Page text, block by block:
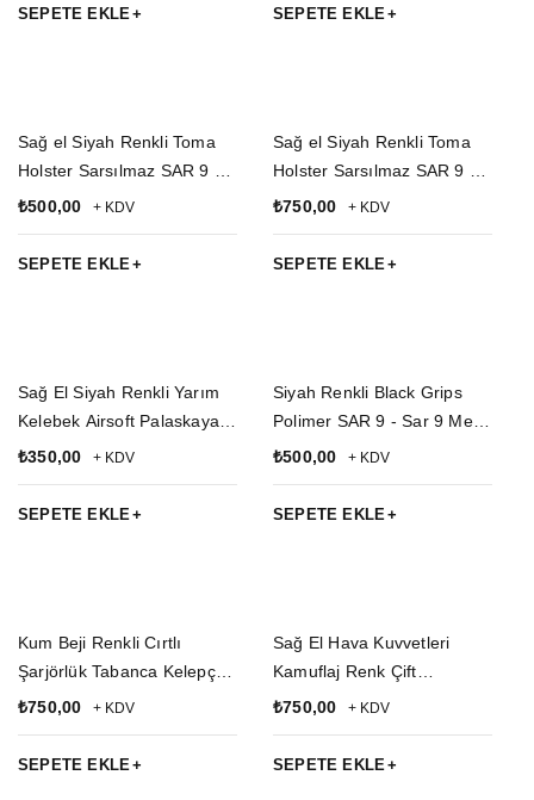
SEPETE EKLE SEPETE EKLE
Sağ el Siyah Renkli Toma
Holster Sarsılmaz SAR 9 - F
92 Beretta Polimer Silah
₺500,00 + KDV
SEPETE EKLE
Sağ el Siyah Renkli Toma
Holster Sarsılmaz SAR 9 - F
92 Beretta Polimer
Şarjörlük
₺750,00 + KDV
SEPETE EKLE
Sağ El Siyah Renkli Yarım
Kelebek Airsoft Palaskaya
Kemere Geçirmeli Cırtlı
₺350,00 + KDV
SEPETE EKLE
Siyah Renkli Black Grips
Polimer SAR 9 - Sar 9 Mete
Çiftli Şarjörlük Kılıfı
₺500,00 + KDV
SEPETE EKLE
Kum Beji Renkli Cırtlı
Şarjörlük Tabanca Kelepçe
Silah Bel Korsesi
₺750,00 + KDV
SEPETE EKLE
Sağ El Hava Kuvvetleri
Kamuflaj Renk Çift
Bağlantılı Airsoft Palaskaya
Bacak Silah Kılıfı
₺750,00 + KDV
SEPETE EKLE